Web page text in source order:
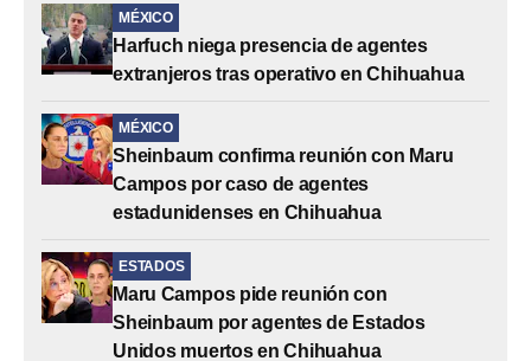
MÉXICO
Harfuch niega presencia de agentes
extranjeros tras operativo en Chihuahua
MÉXICO
Sheinbaum confirma reunión con Maru
Campos por caso de agentes
estadunidenses en Chihuahua
ESTADOS
Maru Campos pide reunión con
Sheinbaum por agentes de Estados
Unidos muertos en Chihuahua